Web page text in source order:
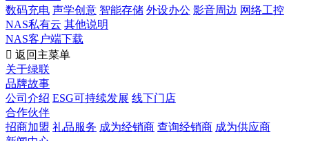
数码充电 声学创意 智能存储 外设办公 影音周边 网络工控
NAS私有云 其他说明
NAS客户端下载
 返回主菜单
关于绿联
品牌故事
公司介绍 ESG可持续发展 线下门店
合作伙伴
招商加盟 礼品服务 成为经销商 查询经销商 成为供应商